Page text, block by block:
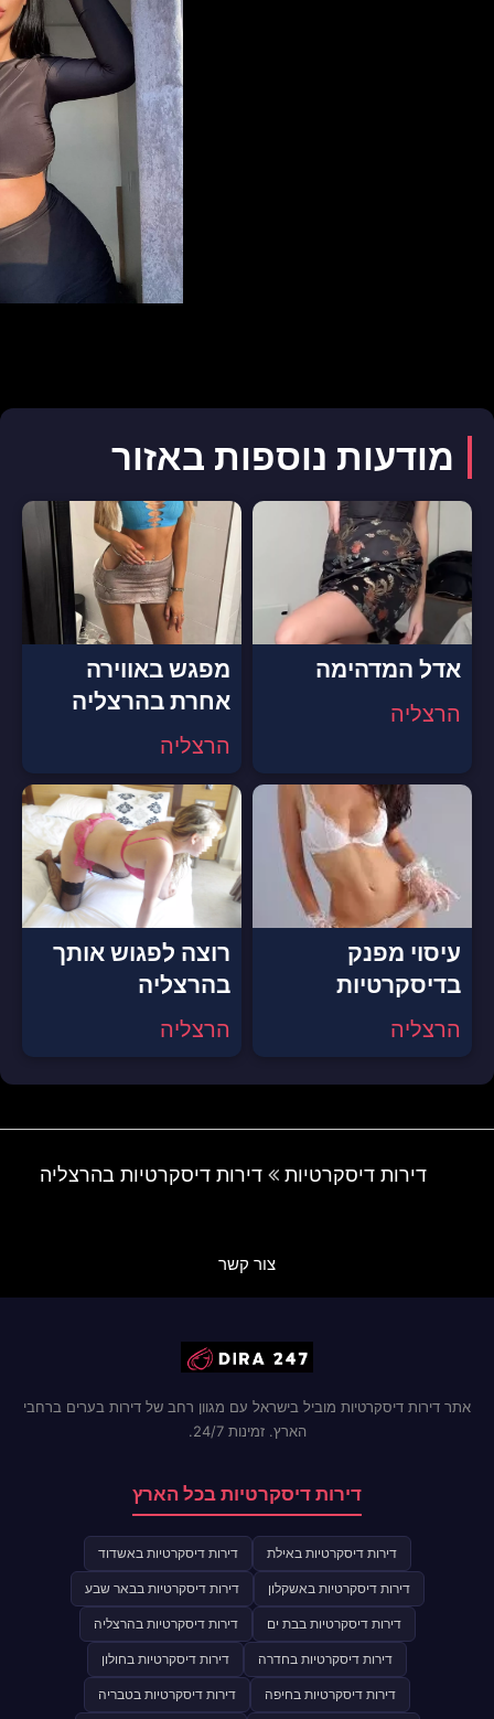
מודעות נוספות באזור
אדל המדהימה
הרצליה
מפגש באווירה
אחרת בהרצליה
הרצליה
עיסוי מפנק
בדיסקרטיות
הרצליה
רוצה לפגוש אותך
בהרצליה
הרצליה
דירות דיסקרטיות דירות דיסקרטיות בהרצליה
צור קשר
אתר דירות דיסקרטיות מוביל בישראל עם מגוון רחב של דירות בערים ברחבי
הארץ. זמינות 24/7.
דירות דיסקרטיות בכל הארץ
דירות דיסקרטיות באילת דירות דיסקרטיות באשדוד
דירות דיסקרטיות באשקלון דירות דיסקרטיות בבאר שבע
דירות דיסקרטיות בבת ים דירות דיסקרטיות בהרצליה
דירות דיסקרטיות בחדרה דירות דיסקרטיות בחולון
דירות דיסקרטיות בחיפה דירות דיסקרטיות בטבריה